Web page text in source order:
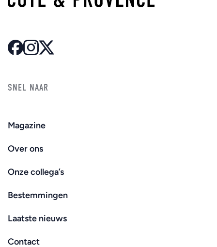
SNEL NAAR
Magazine
Over ons
Onze collega’s
Bestemmingen
Laatste nieuws
Contact